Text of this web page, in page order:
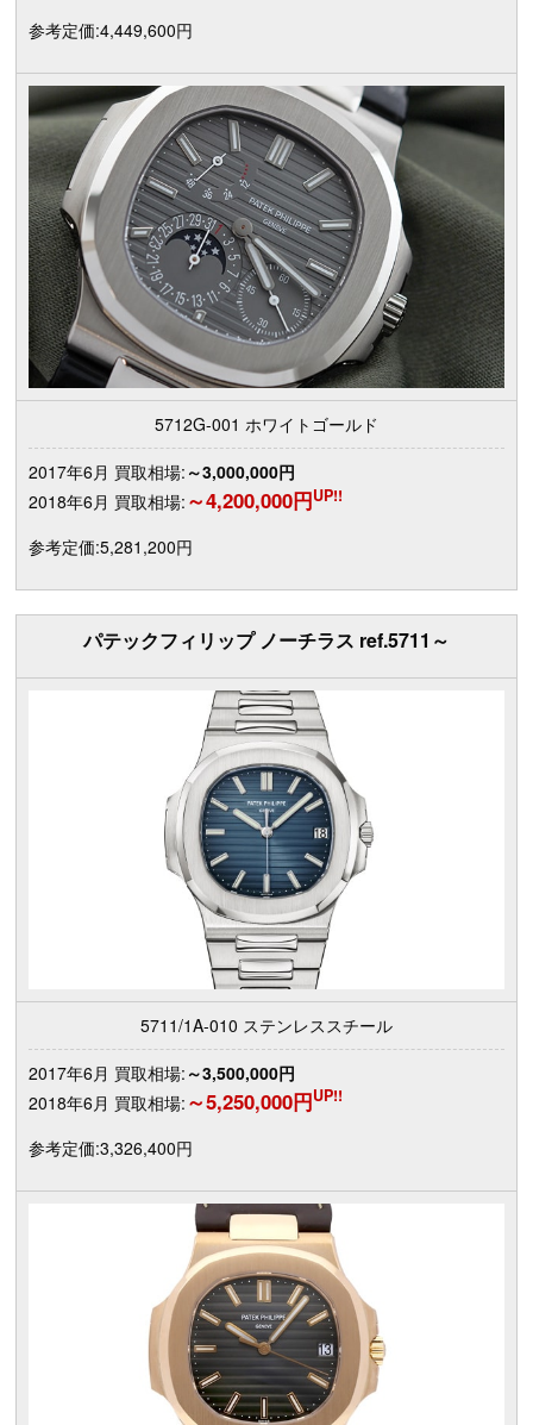
参考定価:4,449,600円
5712G-001 ホワイトゴールド
2017年6月 買取相場: ～3,000,000円
2018年6月 買取相場: ～4,200,000円UP!!
参考定価:5,281,200円
パテックフィリップ ノーチラス ref.5711～
5711/1A-010 ステンレススチール
2017年6月 買取相場: ～3,500,000円
2018年6月 買取相場: ～5,250,000円UP!!
参考定価:3,326,400円